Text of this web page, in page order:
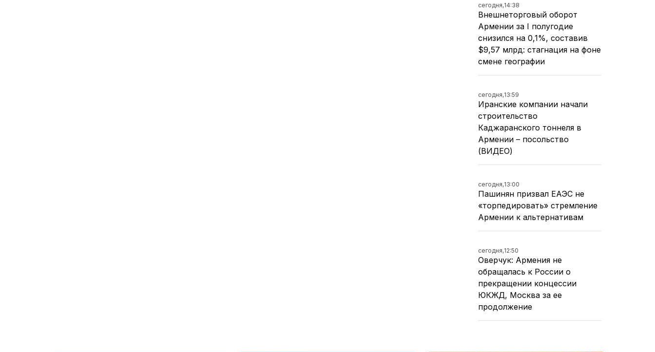
сегодня,14:38
Внешнеторговый оборот
Армении за I полугодие
снизился на 0,1%, составив
$9,57 млрд: стагнация на фоне
смене географии
сегодня,13:59
Иранские компании начали
строительство
Каджаранского тоннеля в
Армении – посольство
(ВИДЕО)
сегодня,13:00
Пашинян призвал ЕАЭС не
«торпедировать» стремление
Армении к альтернативам
сегодня,12:50
Оверчук: Армения не
обращалась к России о
прекращении концессии
ЮКЖД, Москва за ее
продолжение